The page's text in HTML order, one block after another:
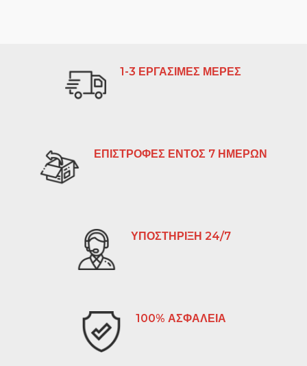
1-3 ΕΡΓΑΣΙΜΕΣ ΜΕΡΕΣ
ΕΠΙΣΤΡΟΦΕΣ ΕΝΤΟΣ 7 ΗΜΕΡΩΝ
ΥΠΟΣΤΗΡΙΞΗ 24/7
100% ΑΣΦΑΛΕΙΑ